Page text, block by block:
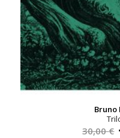
Bruno
30,00€